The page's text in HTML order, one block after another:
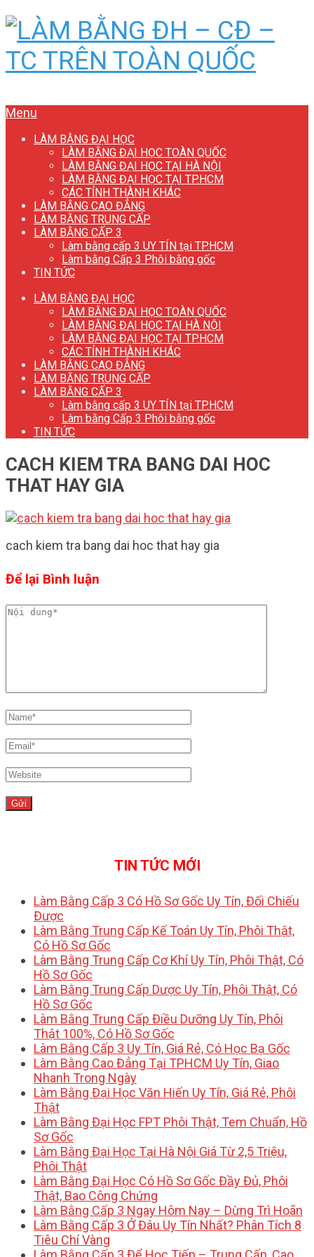
Menu
LÀM BẰNG ĐẠI HỌC
LÀM BẰNG ĐẠI HỌC TOÀN QUỐC
LÀM BẰNG ĐẠI HỌC TẠI HÀ NỘI
LÀM BẰNG ĐẠI HỌC TẠI TP.HCM
CÁC TỈNH THÀNH KHÁC
LÀM BẰNG CAO ĐẲNG
LÀM BẰNG TRUNG CẤP
LÀM BẰNG CẤP 3
Làm bằng cấp 3 UY TÍN tại TP.HCM
Làm bằng Cấp 3 Phôi bằng gốc
TIN TỨC
LÀM BẰNG ĐẠI HỌC
LÀM BẰNG ĐẠI HỌC TOÀN QUỐC
LÀM BẰNG ĐẠI HỌC TẠI HÀ NỘI
LÀM BẰNG ĐẠI HỌC TẠI TP.HCM
CÁC TỈNH THÀNH KHÁC
LÀM BẰNG CAO ĐẲNG
LÀM BẰNG TRUNG CẤP
LÀM BẰNG CẤP 3
Làm bằng cấp 3 UY TÍN tại TP.HCM
Làm bằng Cấp 3 Phôi bằng gốc
TIN TỨC
CACH KIEM TRA BANG DAI HOC
THAT HAY GIA
cach kiem tra bang dai hoc that hay gia
Để lại Bình luận
TIN TỨC MỚI
Làm Bằng Cấp 3 Có Hồ Sơ Gốc Uy Tín, Đối Chiếu
Được
Làm Bằng Trung Cấp Kế Toán Uy Tín, Phôi Thật,
Có Hồ Sơ Gốc
Làm Bằng Trung Cấp Cơ Khí Uy Tín, Phôi Thật, Có
Hồ Sơ Gốc
Làm Bằng Trung Cấp Dược Uy Tín, Phôi Thật, Có
Hồ Sơ Gốc
Làm Bằng Trung Cấp Điều Dưỡng Uy Tín, Phôi
Thật 100%, Có Hồ Sơ Gốc
Làm Bằng Cấp 3 Uy Tín, Giá Rẻ, Có Học Bạ Gốc
Làm Bằng Cao Đẳng Tại TPHCM Uy Tín, Giao
Nhanh Trong Ngày
Làm Bằng Đại Học Văn Hiến Uy Tín, Giá Rẻ, Phôi
Thật
Làm Bằng Đại Học FPT Phôi Thật, Tem Chuẩn, Hồ
Sơ Gốc
Làm Bằng Đại Học Tại Hà Nội Giá Từ 2,5 Triệu,
Phôi Thật
Làm Bằng Đại Học Có Hồ Sơ Gốc Đầy Đủ, Phôi
Thật, Bao Công Chứng
Làm Bằng Cấp 3 Ngay Hôm Nay – Dừng Trì Hoãn
Làm Bằng Cấp 3 Ở Đâu Uy Tín Nhất? Phân Tích 8
Tiêu Chí Vàng